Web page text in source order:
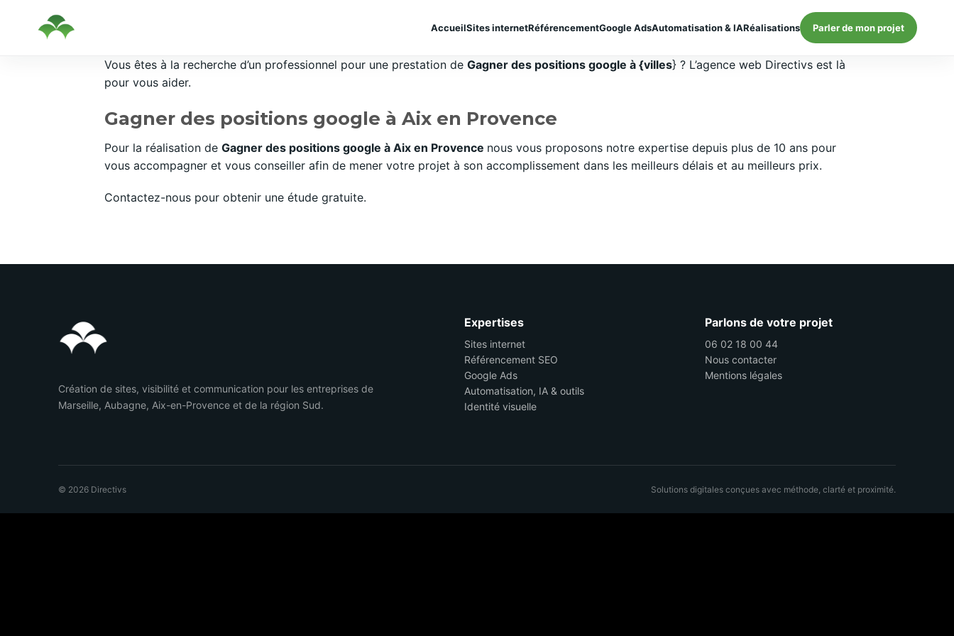
AccueilSites internetRéférencementGoogle AdsAutomatisation & IARéalisations Parler de mon projet
Vous êtes à la recherche d’un professionnel pour une prestation de Gagner des positions google à {villes} ? L’agence web Directivs est là
pour vous aider.
Gagner des positions google à Aix en Provence
Pour la réalisation de Gagner des positions google à Aix en Provence nous vous proposons notre expertise depuis plus de 10 ans pour
vous accompagner et vous conseiller afin de mener votre projet à son accomplissement dans les meilleurs délais et au meilleurs prix.
Contactez-nous pour obtenir une étude gratuite.
Création de sites, visibilité et communication pour les entreprises de
Marseille, Aubagne, Aix-en-Provence et de la région Sud.
Expertises
Sites internet
Référencement SEO
Google Ads
Automatisation, IA & outils
Identité visuelle
Parlons de votre projet
06 02 18 00 44
Nous contacter
Mentions légales
© 2026 Directivs Solutions digitales conçues avec méthode, clarté et proximité.